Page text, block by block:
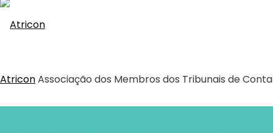
AtriconAssociação dos Membros dos Tribunais de